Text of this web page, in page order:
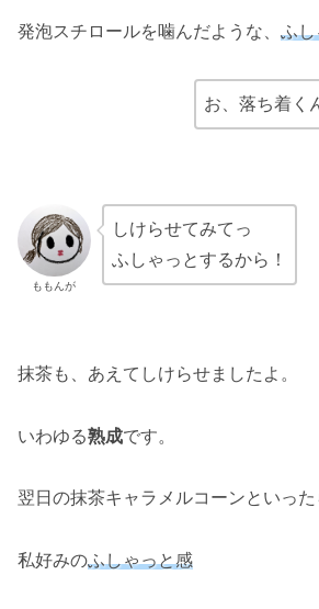
発泡スチロールを噛んだような、 ふ
お、落ち着く
ももんが
しけらせてみてっ
ふしゃっとするから！
抹茶も、あえてしけらせましたよ。
いわゆる熟成です。
翌日の抹茶キャラメルコーンといった
私好みのふしゃっと感